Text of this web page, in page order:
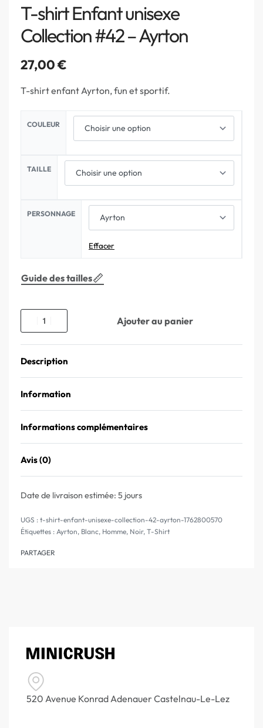
T-shirt Enfant unisexe
Collection #42 – Ayrton
27,00€
T-shirt enfant Ayrton, fun et sportif.
COULEUR
TAILLE
PERSONNAGE
Effacer
Guide des tailles
Ajouter au panier
Description
Information
Informations complémentaires
Avis (0)
Date de livraison estimée: 5 jours
t-shirt-enfant-unisexe-collection-42-ayrton-1762800570
Étiquettes : Ayrton, Blanc, Homme, Noir, T-Shirt
PARTAGER
520 Avenue Konrad Adenauer Castelnau-Le-Lez